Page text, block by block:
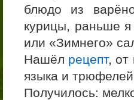
блюдо из
курицы, раньше
или «Зимнего»
Нашёл рецепт, от
языка и
Получилось: